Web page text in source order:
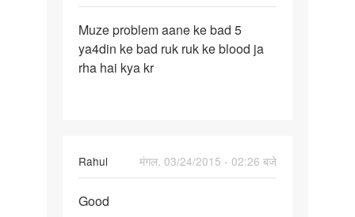
Muze
problem
aane
Muze problem aane ke bad 5
ya4din ke bad ruk ruk ke blood ja
rha hai kya kr
Rahul
मंगल, 03/24/2015 - 02:26 बजे
Good
Good